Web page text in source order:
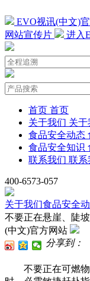
EVO视讯(中文)
网站宣传片
进入
首页 首页
关于我们 关于
食品安全动态
食品安全知识
联系我们 联系
400-6573-057
关于我们食品安全
不要正在悬崖、陡
(中文)官方网站
分享到：
不要正在可燃物